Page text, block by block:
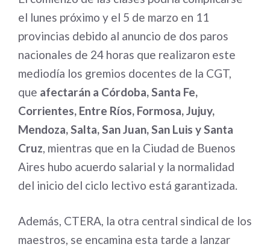
el lunes próximo y el 5 de marzo en 11
provincias debido al anuncio de dos paros
nacionales de 24 horas que realizaron este
mediodía los gremios docentes de la CGT,
que afectarán a Córdoba, Santa Fe,
Corrientes, Entre Ríos, Formosa, Jujuy,
Mendoza, Salta, San Juan, San Luis y Santa
Cruz , mientras que en la Ciudad de Buenos
Aires hubo acuerdo salarial y la normalidad
del inicio del ciclo lectivo está garantizada.
Además, CTERA, la otra central sindical de los
maestros, se encamina esta tarde a lanzar